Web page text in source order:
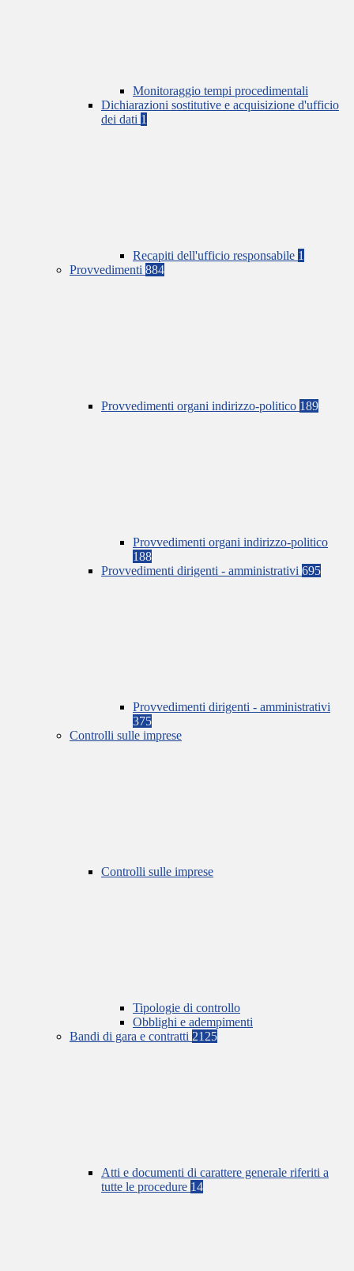
Monitoraggio tempi procedimentali
Dichiarazioni sostitutive e acquisizione d'ufficio
dei dati 1
Recapiti dell'ufficio responsabile 1
Provvedimenti 884
Provvedimenti organi indirizzo-politico 189
Provvedimenti organi indirizzo-politico
188
Provvedimenti dirigenti - amministrativi 695
Provvedimenti dirigenti - amministrativi
375
Controlli sulle imprese
Controlli sulle imprese
Tipologie di controllo
Obblighi e adempimenti
Bandi di gara e contratti 2125
Atti e documenti di carattere generale riferiti a
tutte le procedure 14